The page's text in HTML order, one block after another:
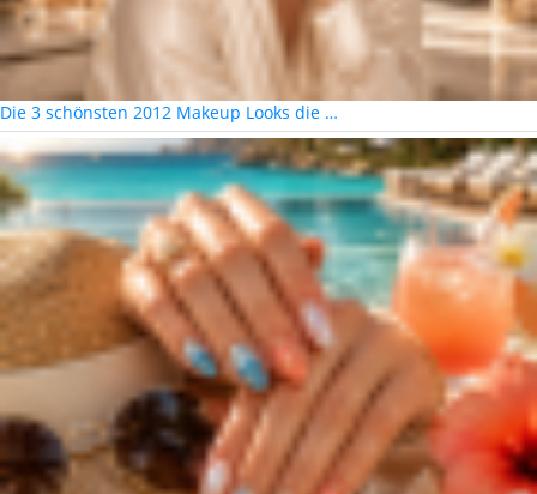
Die 3 schönsten 2012 Makeup Looks die …